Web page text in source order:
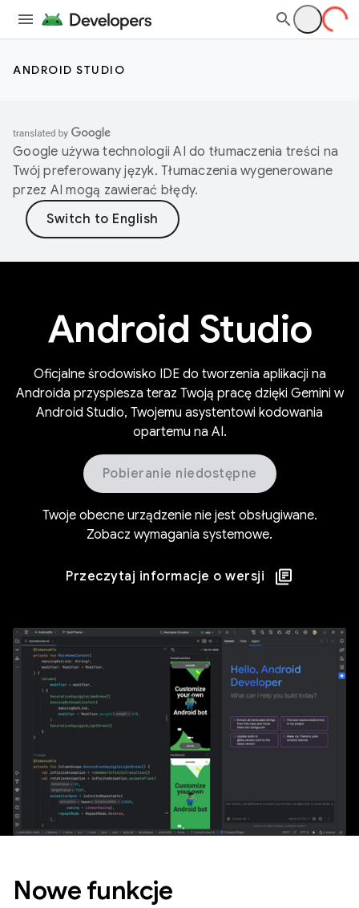
ANDROID STUDIO
Google używa technologii AI do tłumaczenia treści na
Twój preferowany język. Tłumaczenia wygenerowane
przez AI mogą zawierać błędy.
Android Studio
Oficjalne środowisko IDE do tworzenia aplikacji na
Androida przyspiesza teraz Twoją pracę dzięki Gemini w
Android Studio, Twojemu asystentowi kodowania
opartemu na AI.
Pobieranie niedostępne
Twoje obecne urządzenie nie jest obsługiwane.
Zobacz wymagania systemowe.
Przeczytaj informacje o wersji
Nowe funkcje